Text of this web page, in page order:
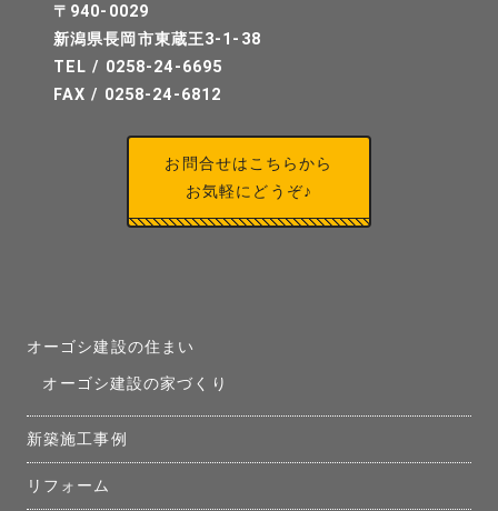
〒940-0029
新潟県長岡市東蔵王3-1-38
TEL / 0258-24-6695
FAX / 0258-24-6812
お問合せはこちらから
お気軽にどうぞ♪
オーゴシ建設の住まい
オーゴシ建設の家づくり
新築施工事例
リフォーム